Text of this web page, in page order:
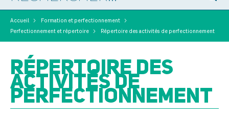
Accueil > Formation et perfectionnement >
Perfectionnement et répertoire > Répertoire des activités de perfectionnement
RÉPERTOIRE DES
ACTIVITÉS DE
PERFECTIONNEMENT